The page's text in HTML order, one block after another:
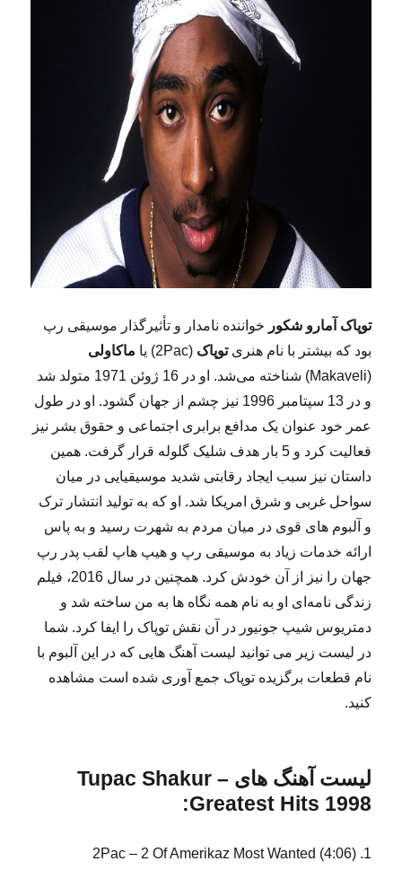
توپاک آمارو شکور خواننده نامدار و تأثیرگذار موسیقی رپ
بود که بیشتر با نام هنریتوپاک (2Pac) یا
ماکاولی
(Makaveli) شناخته می‌شد. او در 16 ژوئن 1971 متولد شد
و در 13 سپتامبر 1996 نیز چشم از جهان گشود. او در طول
عمر خود عنوان یک مدافع برابری اجتماعی و حقوق بشر نیز
فعالیت کرد و 5 بار هدف شلیک گلوله قرار گرفت. همین
داستان نیز سبب ایجاد رقابتی شدید موسیقیایی در میان
سواحل غربی و شرق امریکا شد. او که به تولید انتشار ترک
و آلبوم های قوی در میان مردم به شهرت رسید و به پاس
ارائه خدمات زیاد به موسیقی رپ و هیپ هاپ لقب پدر رپ
جهان را نیز از آن خودش کرد. همچنین در سال 2016، فیلم
زندگی نامه‌ای او به نام همه نگاه‌ ها به من ساخته شد و
دمتریوس شیپ جونیور در آن نقش توپاک را ایفا کرد. شما
در لیست زیر می توانید لیست آهنگ هایی که در این آلبوم با
نام قطعات برگزیده توپاک جمع آوری شده است مشاهده
کنید.
لیست آهنگ های Tupac Shakur –
Greatest Hits 1998
:
1. 2Pac – 2 Of Amerikaz Most Wanted (4:06)